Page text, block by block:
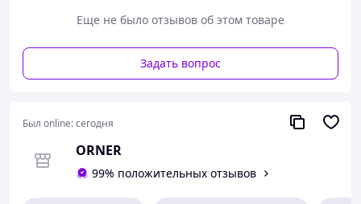
Еще не было отзывов об этом товаре
Задать вопрос
Был online:сегодня
ORNER
99% положительных отзывов